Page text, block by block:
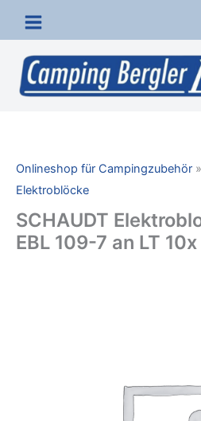
Inhalt
springen
Onlineshop für Campingzubehör
Elektroblöcke
SCHAUDT
EBL 109-7 an LT 10x